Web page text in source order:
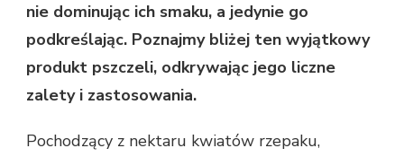
nie dominując ich smaku, a jedynie go
podkreślając. Poznajmy bliżej ten wyjątkowy
produkt pszczeli, odkrywając jego liczne
zalety i zastosowania.
Pochodzący z nektaru kwiatów rzepaku,